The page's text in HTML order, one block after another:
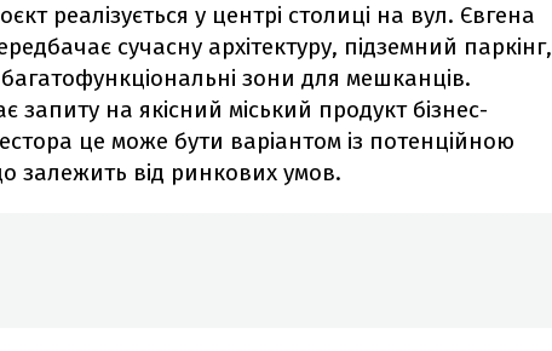
реалізується у центрі столиці на вул. Євгена
сучасну архітектуру, підземний паркінг,
зони для мешканців.
запиту на якісний міський продукт бізнес-
це може бути варіантом із потенційною
залежить від ринкових умов.